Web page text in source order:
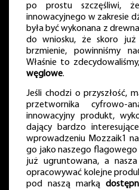
po prostu szczęśliwi,
innowacyjnego w zakresie
była być wykonana z
do wniosku, że skoro
brzmienie, powinniśmy
Właśnie to
węglowe.
Jeśli chodzi o przyszłość,
przetwornika cyfrowo-
innowacyjny produkt,
dający bardzo
wprowadzeniu Mozzaik1
go jako naszego
już ugruntowana, a
opracowywać kolejne
pod naszą marką